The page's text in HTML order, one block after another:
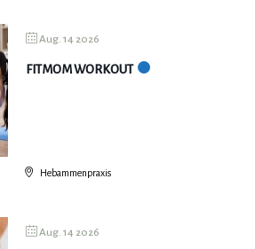
Aug. 14 2026
FITMOM WORKOUT
Hebammenpraxis
Aug. 14 2026